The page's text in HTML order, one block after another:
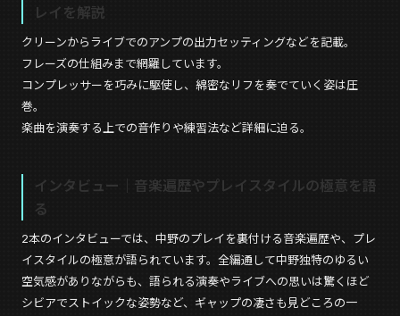
レイを解説
クリーンからライブでのアンプの出力セッティングなどを記載。
フレーズの仕組みまで網羅しています。
コンプレッサーを巧みに駆使し、綿密なリフを奏でていく姿は圧
巻。
楽曲を演奏する上での音作りや練習法など詳細に迫る。
インタビュー｜音楽遍歴やプレイスタイルの極意を語
る
2本のインタビューでは、中野のプレイを裏付ける音楽遍歴や、プレ
イスタイルの極意が語られています。全編通して中野独特のゆるい
空気感がありながらも、語られる演奏やライブへの思いは驚くほど
シビアでストイックな姿勢など、ギャップの凄さも見どころの一